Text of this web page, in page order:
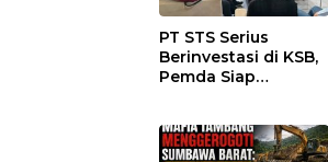
PT STS Serius
Berinvestasi di KSB,
Pemda Siap
Kepatuhan Regulasi